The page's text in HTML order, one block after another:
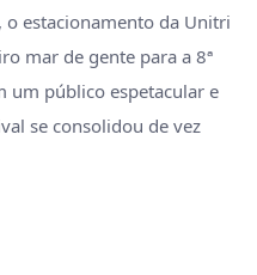
estacionamento da Unitri
mar de gente para a 8ª
um público espetacular e
se consolidou de vez